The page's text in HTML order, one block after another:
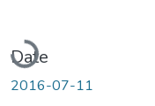
Loading...
Date
2016-07-11